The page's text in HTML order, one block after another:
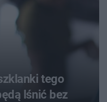
tego
lśnić bez